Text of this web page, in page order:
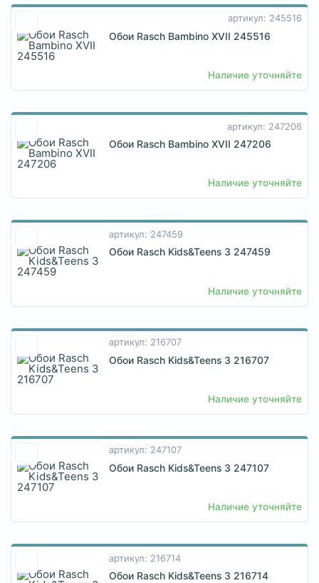
артикул: 245516
Обои Rasch Bambino XVII 245516
Наличие уточняйте
артикул: 247206
Обои Rasch Bambino XVII 247206
Наличие уточняйте
артикул: 247459
Обои Rasch Kids&Teens 3 247459
Наличие уточняйте
артикул: 216707
Обои Rasch Kids&Teens 3 216707
Наличие уточняйте
артикул: 247107
Обои Rasch Kids&Teens 3 247107
Наличие уточняйте
артикул: 216714
Обои Rasch Kids&Teens 3 216714